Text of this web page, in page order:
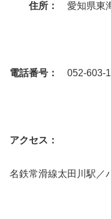
住所： 愛知県東
電話番号： 052-603-
アクセス：
名鉄常滑線太田川駅／